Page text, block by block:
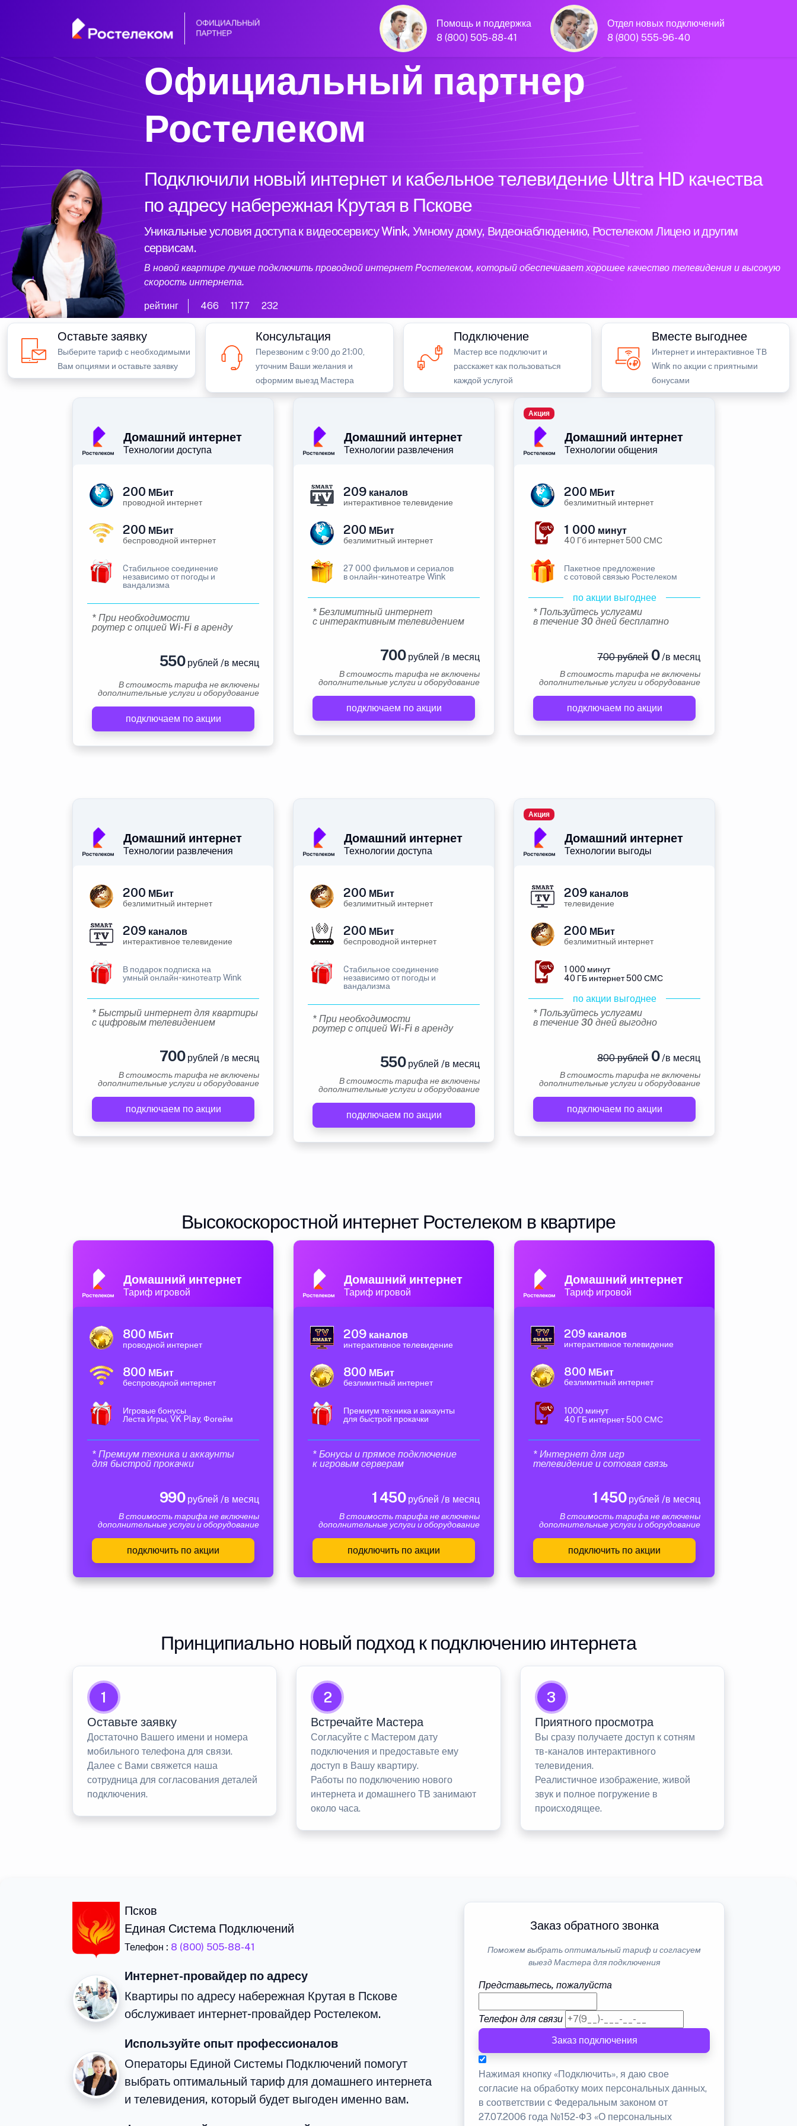
Помощь и поддержка
8 (800) 505-88-41
Отдел новых подключений
8 (800) 555-96-40
Официальный партнер
Ростелеком
Подключили новый интернет и кабельное телевидение Ultra HD качества
по адресу набережная Крутая в Пскове
Уникальные условия доступа к видеосервису Wink, Умному дому, Видеонаблюдению, Ростелеком Лицею и другим
сервисам.
В новой квартире лучше подключить проводной интернет Ростелеком, который обеспечивает хорошее качество телевидения и высокую
скорость интернета.
рейтинг 466 1177 232
Оставьте заявку
Выберите тариф с необходимыми
Вам опциями и оставьте заявку
Консультация
Перезвоним с 9:00 до 21:00,
уточним Ваши желания и
оформим выезд Мастера
Подключение
Мастер все подключит и
расскажет как пользоваться
каждой услугой
Вместе выгоднее
Интернет и интерактивное ТВ
Wink по акции с приятными
бонусами
Домашний интернет
Технологии доступа
200 МБит
проводной интернет
200 МБит
беспроводной интернет
Cтабильное соединение
независимо от погоды и
вандализма
* При необходимости
роутер с опцией Wi-Fi в аренду
550рублей /в месяц
В стоимость тарифа не включены
дополнительные услуги и оборудование
подключаем по акции
Домашний интернет
Технологии развлечения
209 каналов
интерактивное телевидение
200 МБит
безлимитный интернет
27 000 фильмов и сериалов
в онлайн-кинотеатре Wink
* Безлимитный интернет
с интерактивным телевидением
700рублей /в месяц
В стоимость тарифа не включены
дополнительные услуги и оборудование
подключаем по акции
Домашний интернет
Технологии общения
Акция
200 МБит
безлимитный интернет
1 000 минут
40 Гб интернет 500 СМС
Пакетное предложение
с сотовой связью Ростелеком
по акции выгоднее
* Пользуйтесь услугами
в течение 30 дней бесплатно
700 рублей0/в месяц
В стоимость тарифа не включены
дополнительные услуги и оборудование
подключаем по акции
Домашний интернет
Технологии развлечения
200 МБит
безлимитный интернет
209 каналов
интерактивное телевидение
В подарок подписка на
умный онлайн-кинотеатр Wink
* Быстрый интернет для квартиры
с цифровым телевидением
700рублей /в месяц
В стоимость тарифа не включены
дополнительные услуги и оборудование
подключаем по акции
Домашний интернет
Технологии доступа
200 МБит
безлимитный интернет
200 МБит
беспроводной интернет
Cтабильное соединение
независимо от погоды и
вандализма
* При необходимости
роутер с опцией Wi-Fi в аренду
550рублей /в месяц
В стоимость тарифа не включены
дополнительные услуги и оборудование
подключаем по акции
Домашний интернет
Технологии выгоды
Акция
209 каналов
телевидение
200 МБит
безлимитный интернет
1 000 минут
40 ГБ интернет 500 СМС
по акции выгоднее
* Пользуйтесь услугами
в течение 30 дней выгодно
800 рублей0/в месяц
В стоимость тарифа не включены
дополнительные услуги и оборудование
подключаем по акции
Высокоскоростной интернет Ростелеком в квартире
Домашний интернет
Тариф игровой
800 МБит
проводной интернет
800 МБит
беспроводной интернет
Игровые бонусы
Леста Игры, VK Play, Фогейм
* Премиум техника и аккаунты
для быстрой прокачки
990рублей /в месяц
В стоимость тарифа не включены
дополнительные услуги и оборудование
подключить по акции
Домашний интернет
Тариф игровой
209 каналов
интерактивное телевидение
800 МБит
безлимитный интернет
Премиум техника и аккаунты
для быстрой прокачки
* Бонусы и прямое подключение
к игровым серверам
1 450рублей /в месяц
В стоимость тарифа не включены
дополнительные услуги и оборудование
подключить по акции
Домашний интернет
Тариф игровой
209 каналов
интерактивное телевидение
800 МБит
безлимитный интернет
1000 минут
40 ГБ интернет 500 СМС
* Интернет для игр
телевидение и сотовая связь
1 450рублей /в месяц
В стоимость тарифа не включены
дополнительные услуги и оборудование
подключить по акции
Принципиально новый подход к подключению интернета
1
Оставьте заявку
Достаточно Вашего имени и номера
мобильного телефона для связи.
Далее с Вами свяжется наша
сотрудница для согласования деталей
подключения.
2
Встречайте Мастера
Согласуйте с Мастером дату
подключения и предоставьте ему
доступ в Вашу квартиру.
Работы по подключению нового
интернета и домашнего ТВ занимают
около часа.
3
Приятного просмотра
Вы сразу получаете доступ к сотням
тв-каналов интерактивного
телевидения.
Реалистичное изображение, живой
звук и полное погружение в
происходящее.
Псков
Единая Система Подключений
Телефон : 8 (800) 505-88-41
Интернет-провайдер по адресу
Квартиры по адресу набережная Крутая в Пскове
обслуживает интернет-провайдер Ростелеком.
Используйте опыт профессионалов
Операторы Единой Системы Подключений помогут
выбрать оптимальный тариф для домашнего интернета
и телевидения, который будет выгоден именно вам.
Заказ обратного звонка
Поможем выбрать оптимальный тариф и согласуем
выезд Мастера для подключения
Представьтесь, пожалуйста
Телефон для связи
Заказ подключения
Нажимая кнопку «Подключить», я даю свое
согласие на обработку моих персональных данных,
в соответствии с Федеральным законом от
27.07.2006 года №152-ФЗ «О персональных